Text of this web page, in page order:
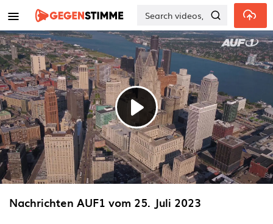
Skip to main content
Play
Video
Nachrichten AUF1 vom 25. Juli 2023